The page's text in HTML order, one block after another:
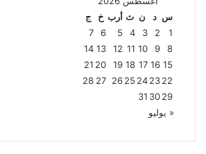
س د ن ث أرب خ
ج
1
2
3
4
5
6
7
8
9
10
11
12
13
14
15
16
17
18
19
20
21
22
23
24
25
26
27
28
29
30
31
« يوليو